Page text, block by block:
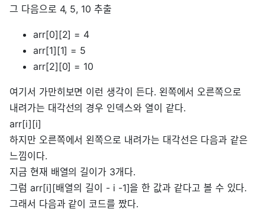
그 다음으로 4, 5, 10 추출
arr[0][2] = 4
arr[1][1] = 5
arr[2][0] = 10
여기서 가만히보면 이런 생각이 든다. 왼쪽에서 오른쪽으로
내려가는 대각선의 경우 인덱스와 열이 같다.
arr[i][i]
하지만 오른쪽에서 왼쪽으로 내려가는 대각선은 다음과 같은
느낌이다.
지금 현재 배열의 길이가 3개다.
그럼 arr[i][배열의 길이 - i -1]을 한 값과 같다고 볼 수 있다.
그래서 다음과 같이 코드를 짰다.